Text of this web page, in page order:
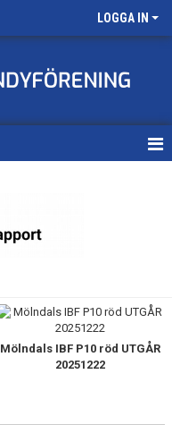
LOGGA IN
Mölndals IBF P10 röd UTGÅR
20251222